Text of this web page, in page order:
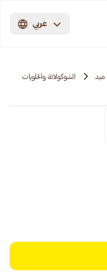
عربي
ميد الشوكولاتة والحلويات